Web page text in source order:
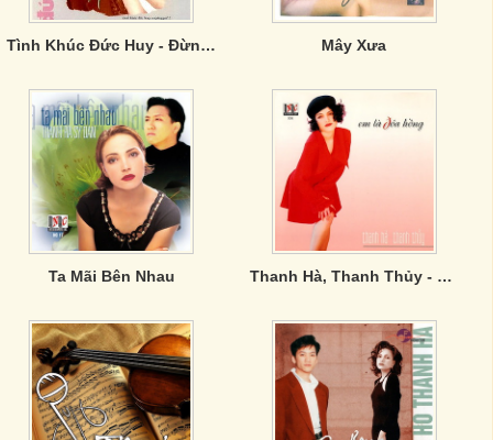
Tình Khúc Đức Huy - Đừng Xa Em Đêm Nay Mây Xưa
Ta Mãi Bên Nhau Thanh Hà, Thanh Thủy - Em Là Đóa Hồng